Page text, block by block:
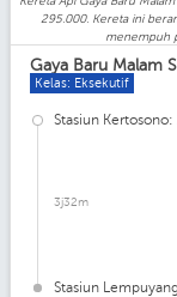
295.000. Kereta ini
menempuh
Gaya Baru Malam
Kelas: Eksekutif
Stasiun Kertosono:
3j32m
Stasiun